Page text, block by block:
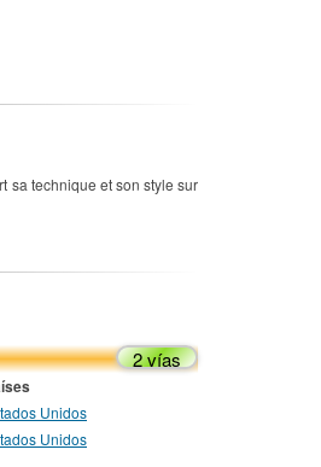
sa technique et son style sur
2 vías
Unidos
Unidos